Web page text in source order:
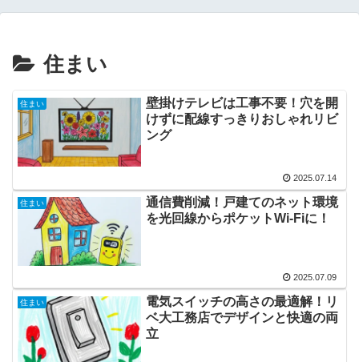
住まい
住まい
壁掛けテレビは工事不要！穴を開
けずに配線すっきりおしゃれリビ
ング
2025.07.14
住まい
通信費削減！戸建てのネット環境
を光回線からポケットWi-Fiに！
2025.07.09
住まい
電気スイッチの高さの最適解！リ
ベ大工務店でデザインと快適の両
立